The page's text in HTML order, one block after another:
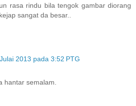
rasa rindu bila tengok gambar diorang
sangat da besar..
2013 pada 3:52 PTG
hantar semalam.